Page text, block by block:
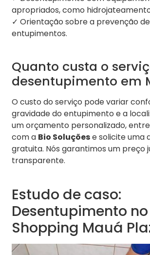
apropriados, como
✓ Orientação sobre a prevenção
entupimentos.
Quanto custa o
desentupimento em
O custo do serviço pode variar
gravidade do entupimento e a
um orçamento personalizado,
com a Bio Soluçõese solicite uma
gratuita. Nós garantimos um preço
transparente.
Estudo de caso:
Desentupimento no
Shopping Mauá